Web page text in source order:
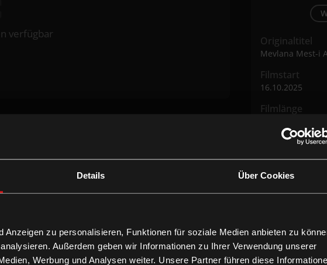
Details Über Cookies
Anzeigen zu personalisieren, Funktionen für soziale Medien anbieten zu
Außerdem geben wir Informationen zu Ihrer Verwendung unserer
Werbung und Analysen weiter. Unsere Partner führen diese
verfügbar
Originaltitel
Mevlana Mest-i
Filmstart
16.10.2025
Filmlänge
Altersfreigabe
Verfügbare
Versionen
IRN/ TUR 2025